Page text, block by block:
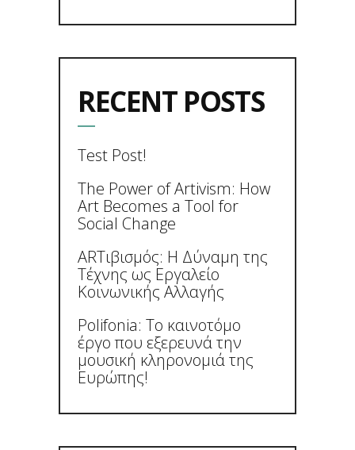
RECENT POSTS
Test Post!
The Power of Artivism: How
Art Becomes a Tool for
Social Change
ARTιβισμός: Η Δύναμη της
Τέχνης ως Εργαλείο
Κοινωνικής Αλλαγής
Polifonia: Το καινοτόμο
έργο που εξερευνά την
μουσική κληρονομιά της
Ευρώπης!